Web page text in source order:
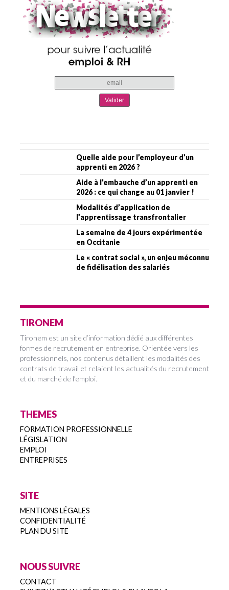
Quelle aide pour l’employeur d’un
apprenti en 2026 ?
Aide à l’embauche d’un apprenti en
2026 : ce qui change au 01 janvier !
Modalités d’application de
l’apprentissage transfrontalier
La semaine de 4 jours expérimentée
en Occitanie
Le « contrat social », un enjeu méconnu
de fidélisation des salariés
TIRONEM
Tironem est un site d’information dédié aux différentes
formes de recrutement en entreprise. Orientée vers les
professionnels, nos contenus détaillent les modalités des
contrats de travail et relaient les actualités du recrutement
et du marché de l’emploi.
THEMES
FORMATION PROFESSIONNELLE
LÉGISLATION
EMPLOI
ENTREPRISES
SITE
MENTIONS LÉGALES
CONFIDENTIALITÉ
PLAN DU SITE
NOUS SUIVRE
CONTACT